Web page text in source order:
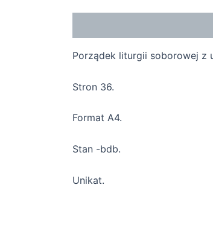
Porządek liturgii soborowej z
Stron 36.
Format A4.
Stan -bdb.
Unikat.